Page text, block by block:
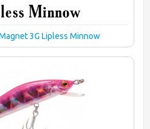
3G Lipless Minnow